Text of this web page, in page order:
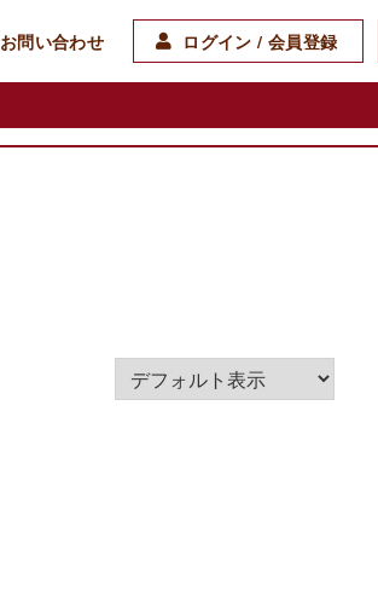
お問い合わせ ログイン / 会員登録